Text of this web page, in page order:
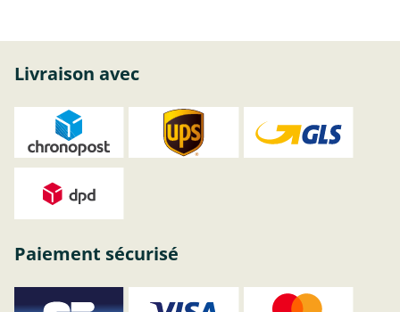
Livraison avec
Paiement sécurisé